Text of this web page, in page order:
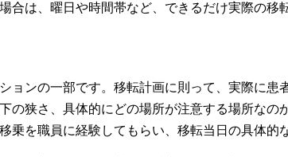
合は、曜日や時間帯など、できるだけ実際の移
ョンの一部です。移転計画に則って、実際に
の狭さ、具体的にどの場所が注意する場所な
乗を職員に経験してもらい、移転当日の具体的